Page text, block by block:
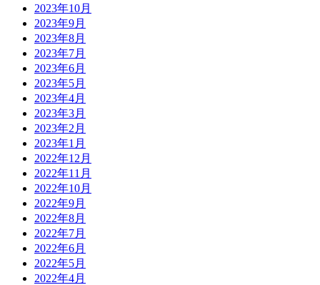
2023年10月
2023年9月
2023年8月
2023年7月
2023年6月
2023年5月
2023年4月
2023年3月
2023年2月
2023年1月
2022年12月
2022年11月
2022年10月
2022年9月
2022年8月
2022年7月
2022年6月
2022年5月
2022年4月